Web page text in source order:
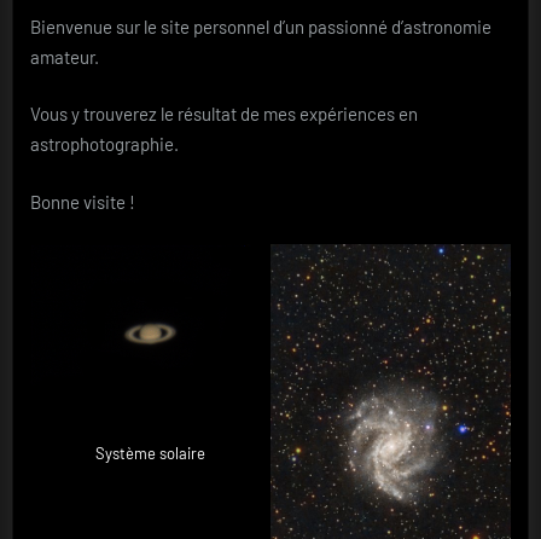
Bienvenue sur le site personnel d’un passionné d’astronomie
amateur.
Vous y trouverez le résultat de mes expériences en
astrophotographie.
Bonne visite !
Système solaire